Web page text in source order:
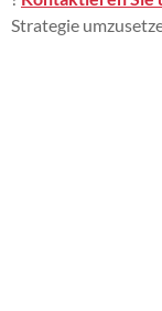
Strategie